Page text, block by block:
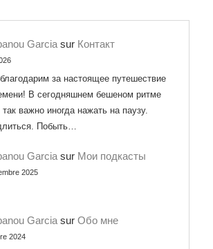
Garcia sur Контакт
за настоящее путешествие
В сегодняшнем бешеном ритме
важно иногда нажать на паузу.
Побыть…
Garcia sur Мои подкасты
2025
Garcia surОбо мне
2024